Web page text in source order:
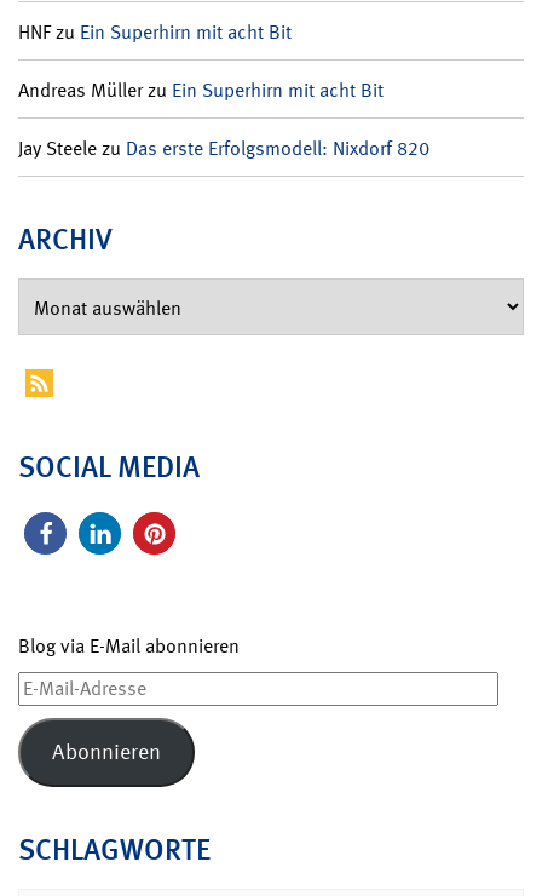
HNFzu Ein Superhirn mit acht Bit
Andreas Müllerzu Ein Superhirn mit acht Bit
Jay Steelezu Das erste Erfolgsmodell: Nixdorf 820
ARCHIV
SOCIAL MEDIA
Blog via E-Mail abonnieren
E-
Mail-
Adresse
Abonnieren
SCHLAGWORTE